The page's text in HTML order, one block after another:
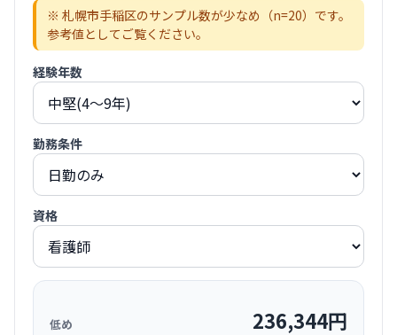
※ 札幌市手稲区のサンプル数が少なめ（n=20）です。
参考値としてご覧ください。
経験年数
勤務条件
資格
低め 236,344円